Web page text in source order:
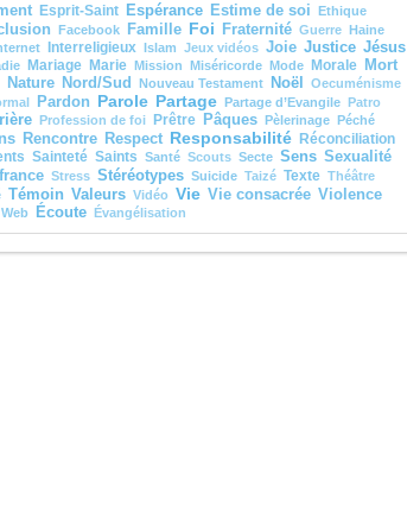
mon Fils bien-
ma joie :
cela,
tombèrent face
d’une grande
les
dit :
et soyez
»
Esprit-Saint Espérance Estime de soi Ethique
Facebook Famille Foi Fraternité Guerre Haine
Interreligieux Islam Jeux vidéos Joie Justice Jésus
Mariage Marie Mission Miséricorde Mode Morale Mort
Nature Nord/Sud Nouveau Testament Noël
Oecuménisme
Pardon Parole Partage Partage d’Evangile Patro
Profession de foi Prêtre Pâques Pèlerinage Péché
Rencontre Respect Responsabilité Réconciliation
Sainteté Saints Santé Scouts Secte Sens Sexualité
Stress Stéréotypes Suicide Taizé Texte Théâtre
Témoin Valeurs Vidéo Vie Vie consacrée Violence
Web Écoute Évangélisation